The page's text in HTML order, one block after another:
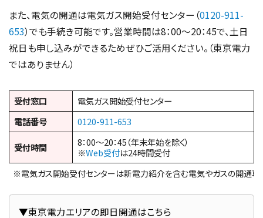
また、電気の開通は電気ガス開始受付センター（0120-911-
653）でも手続き可能です。営業時間は8：00〜20：45で、土日
祝日も申し込みができるためぜひご活用ください。（東京電力
ではありません）
受付窓口
電気ガス開始受付センター
電話番号
0120-911-653
受付時間
8：00～20：45（年末年始を除く）
※Web受付は24時間受付
※電気ガス開始受付センターは新電力紹介を含む電気やガスの開通専